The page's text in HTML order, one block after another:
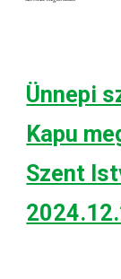
Ünnepi
Kapu
Szent